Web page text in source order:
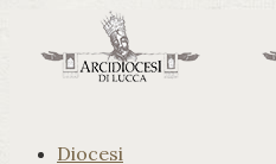
Diocesi